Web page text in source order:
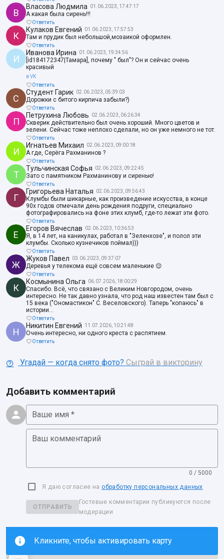
В
Власова Людмила 01.06.2023, 17:47:17
А какая была сирень!!!
Ответить
К
Кулаков Евгений 01.06.2023, 17:57:53
Там и прудик был небольшой,мозаикой оформлен.
Ответить
И
Иванова Ирина 01.06.2023, 19:34:56
[id184172347|Тамара], почему " был"? Он и сейчас очень
красивый
в VK
Ответить
С
Студент Гарик 02.06.2023, 05:39:03
Дорожки с битого кирпича забыли?)
Ответить
П
Петрухина Любовь 02.06.2023, 06:26:34
Скверик действительно был очень хороший. Много цветов и
зелени. Сейчас тоже неплохо сделали, но он уже немного не тот.
Ответить
И
Игнатьев Михаил 02.06.2023, 09:00:18
А где, Серёга Рахманинов ?
Ответить
Т
Тульчинская Софья 02.06.2023, 09:22:45
Зато с памятником Рахманинову и сиренью!
Ответить
Г
Григорьева Наталья 02.06.2023, 09:56:43
Клумбы были шикарные, как произведение искусства, в конце
90х годов отмечали день рождения подруги, специально
фотографировались на фоне этих клумб, где-то лежат эти фото.
Ответить
Е
Егоров Вячеслав 02.06.2023, 10:36:53
Я, в 14 лет, на каникулах, работал в "Зеленхозе", и полол эти
клумбы. Сколько кузнечиков поймал)))
Ответить
Ж
Жуков Павел 03.06.2023, 09:37:07
Деревья у телекома ещё совсем маленькие 😌
Ответить
К
Космынина Ольга 06.07.2026, 18:00:29
Спасибо. Всё, что связано с Великим Новгородом, очень
интересно. Не так давно узнала, что род наш известен там был с
15 века ("Ономастикон" С. Веселовского). Таперь "копаюсь" в
истории...
Ответить
Н
Никитин Евгений 11.07.2026, 10:21:48
Очень интересно, ни одного креста с распятием.
Ответить
Угадай — когда снято фото? Сыграй в викторину
Добавить комментарий
Ваше имя *
Ваш комментарий
0 / 5000
Я даю согласие на обработку персональных данных
ОТПРАВИТЬ
Гостевые комментарии публикуются после
модерации
Кликните, чтобы активировать карту